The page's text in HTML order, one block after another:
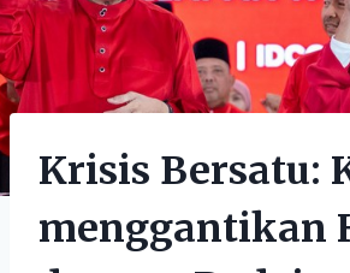
Krisis Bersatu:
menggantikan